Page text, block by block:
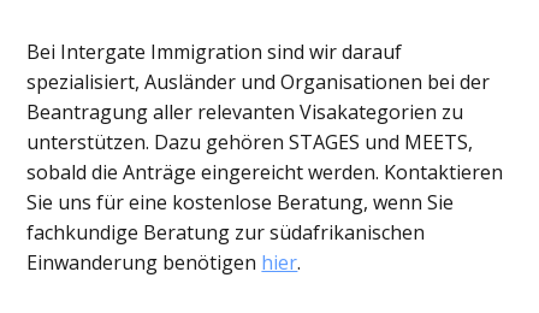
Bei Intergate Immigration sind wir darauf
spezialisiert, Ausländer und Organisationen bei der
Beantragung aller relevanten Visakategorien zu
unterstützen. Dazu gehören STAGES und MEETS,
sobald die Anträge eingereicht werden. Kontaktieren
Sie uns für eine kostenlose Beratung, wenn Sie
fachkundige Beratung zur südafrikanischen
Einwanderung benötigen hier.